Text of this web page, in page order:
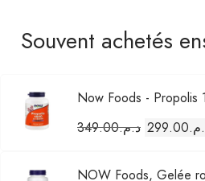
Souvent achetés
Now Foods - Propolis
د.م.349.00
السعر
هو:
299.00
NOW Foods, Gelée